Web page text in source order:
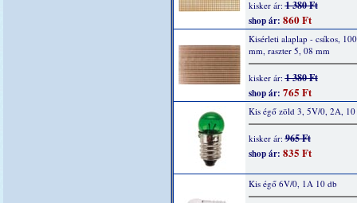
kisker ár:1 380 Ft
shop ár: 860 Ft
Kisérleti alaplap - csíkos,
mm, raszter 5, 08 mm
kisker ár:1 380 Ft
shop ár: 765 Ft
Kis égő zöld 3, 5V/0, 2A, 10
kisker ár:965 Ft
shop ár: 835 Ft
Kis égő 6V/0, 1A 10 db